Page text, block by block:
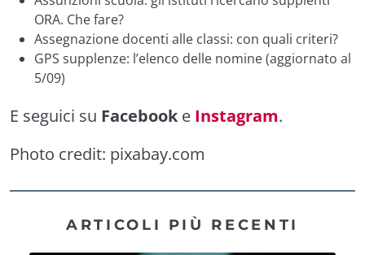
ORA. Che fare?
Assegnazione docenti alle classi: con quali criteri?
GPS supplenze: l’elenco delle nomine (aggiornato al
5/09)
E seguici su Facebook e Instagram.
Photo credit: pixabay.com
ARTICOLI PIÙ RECENTI